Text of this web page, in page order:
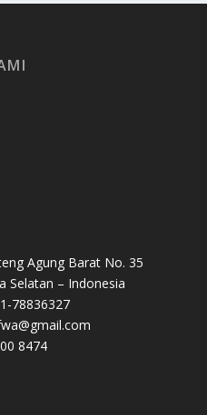
Agung Barat No. 35
Selatan – Indonesia
78836327
8474